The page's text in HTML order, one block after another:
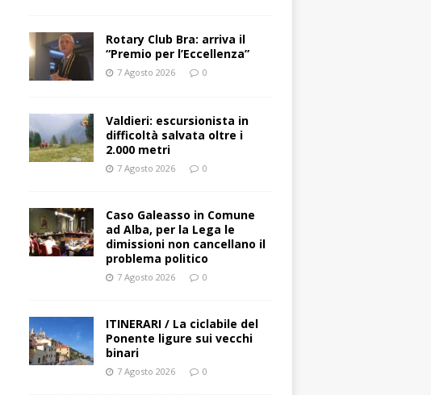
Rotary Club Bra: arriva il
“Premio per l’Eccellenza”
7 Agosto 2026 0
Valdieri: escursionista in
difficoltà salvata oltre i
2.000 metri
7 Agosto 2026 0
Caso Galeasso in Comune
ad Alba, per la Lega le
dimissioni non cancellano il
problema politico
7 Agosto 2026 0
ITINERARI / La ciclabile del
Ponente ligure sui vecchi
binari
7 Agosto 2026 0